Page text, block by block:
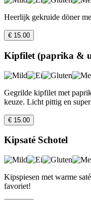
Heerlijk gekruide döner
€ 15.00
Kipfilet (paprika &
Gegrilde kipfilet met
keuze. Licht pittig en
€ 15.00
Kipsaté Schotel
Kipspiesen met warme
favoriet!